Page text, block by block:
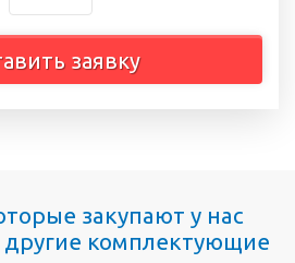
заявку
закупают у нас
комплектующие